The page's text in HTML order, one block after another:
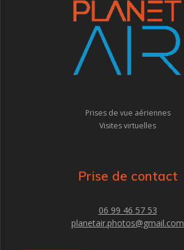
Prises de vue aériennes
Visites virtuelles
Prise de contact
06 99 46 57 53
planetair.photos@gmail.com